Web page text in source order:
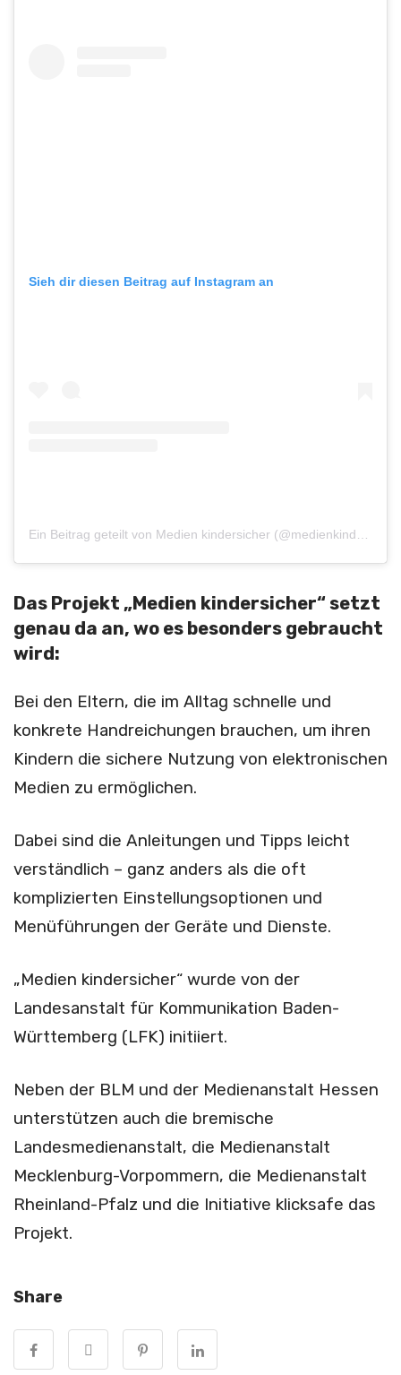
Sieh dir diesen Beitrag auf Instagram an
Das Projekt „Medien kindersicher“ setzt
genau da an, wo es besonders gebraucht
wird:
Bei den Eltern, die im Alltag schnelle und
konkrete Handreichungen brauchen, um ihren
Kindern die sichere Nutzung von elektronischen
Medien zu ermöglichen.
Dabei sind die Anleitungen und Tipps leicht
verständlich – ganz anders als die oft
komplizierten Einstellungsoptionen und
Menüführungen der Geräte und Dienste.
„Medien kindersicher“ wurde von der
Landesanstalt für Kommunikation Baden-
Württemberg (LFK) initiiert.
Neben der BLM und der Medien­anstalt Hessen
unterstützen auch die bremische
Landesmedienanstalt, die Medienanstalt
Mecklenburg-Vorpommern, die Medienanstalt
Rheinland-Pfalz und die Initiative klicksafe das
Projekt.
Share